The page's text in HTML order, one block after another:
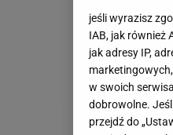
jeśli wyrazisz
IAB, jak również
jak adresy IP,
w swoich
dobrowolne.
przejdź do